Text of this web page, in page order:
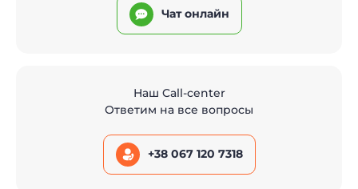
Чат онлайн
Наш Call-center
Ответим на все вопросы
+38 067 120 7318